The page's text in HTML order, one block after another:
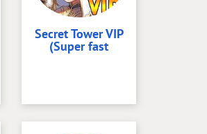
Secret Tower VIP
(Super fast